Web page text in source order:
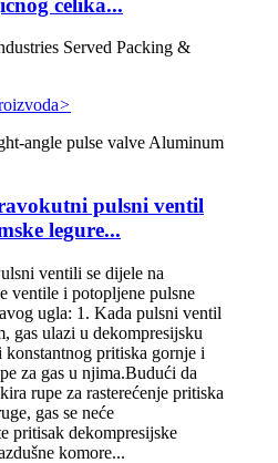
Served Packing &
>
pulsni ventil
legure...
ventili se dijele na
ventile i potopljene pulsne
ugla: 1. Kada pulsni ventil
gas ulazi u dekompresijsku
pritiska gornje i
za gas u njima.Budući da
rupe za rasterećenje pritiska
gas se neće
pritisak dekompresijske
komore...